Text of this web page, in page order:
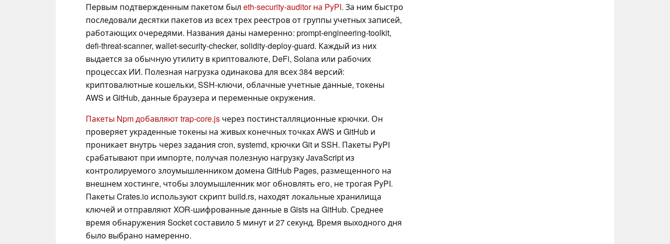
Первым подтвержденным пакетом был eth-security-auditor на PyPI. За ним быстро
последовали десятки пакетов из всех трех реестров от группы учетных записей,
работающих очередями. Названия даны намеренно: prompt-engineering-toolkit,
defi-threat-scanner, wallet-security-checker, solidity-deploy-guard. Каждый из них
выдается за обычную утилиту в криптовалюте, DeFi, Solana или рабочих
процессах ИИ. Полезная нагрузка одинакова для всех 384 версий:
криптовалютные кошельки, SSH-ключи, облачные учетные данные, токены
AWS и GitHub, данные браузера и переменные окружения.
Пакеты Npm добавляют trap-core.js через постинсталляционные крючки. Он
проверяет украденные токены на живых конечных точках AWS и GitHub и
проникает внутрь через задания cron, systemd, крючки Git и SSH. Пакеты PyPI
срабатывают при импорте, получая полезную нагрузку JavaScript из
контролируемого злоумышленником домена GitHub Pages, размещенного на
внешнем хостинге, чтобы злоумышленник мог обновлять его, не трогая PyPI.
Пакеты Crates.io используют скрипт build.rs, находят локальные хранилища
ключей и отправляют XOR-шифрованные данные в Gists на GitHub. Среднее
время обнаружения Socket составило 5 минут и 27 секунд. Время выходного дня
было выбрано намеренно.